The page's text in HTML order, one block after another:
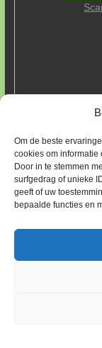
Om de beste
cookies om informatie
Door in te stemmen
surfgedrag of unieke
geeft of uw
bepaalde functies en
Wij hebben deze
Wikipedia. Die
hebben wij
Altijd is de link
Indien u een fout
e-mailadres:
bevindingen zijn
waar te vinden.
door